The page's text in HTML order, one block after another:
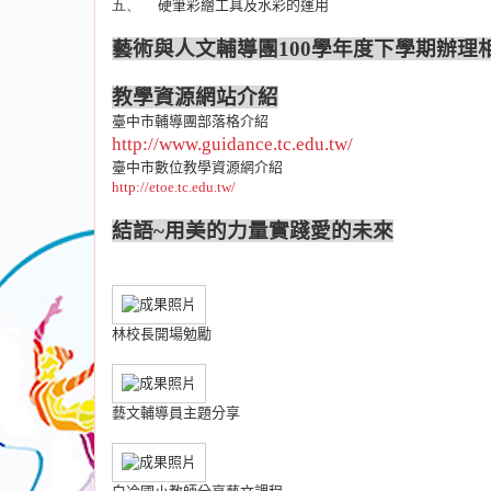
五、
硬筆彩繪工具及水彩的運用
藝術與人文輔導團100學年度下學期辦理
教學資源網站介紹
臺中市輔導團部落格介紹
http://www.guidance.tc.edu.tw/
臺中市數位教學資源網介紹
http://etoe.tc.edu.tw/
結語~用美的力量實踐愛的未來
林校長開場勉勵
藝文輔導員主題分享